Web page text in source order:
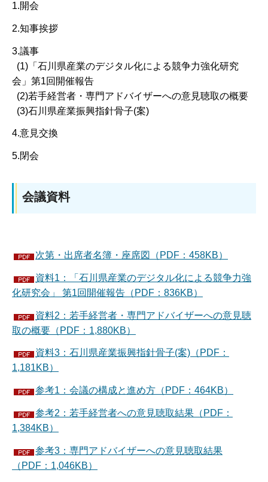
1.開会
2.知事挨拶
3.議事
(1)「石川県産業のデジタル化による競争力強化研究
会」第1回開催報告
(2)若手経営者・専門アドバイザーへの意見聴取の概要
(3)石川県産業振興指針骨子(案)
4.意見交換
5.閉会
会議資料
次第・出席者名簿・座席図（PDF：458KB）
資料1：「石川県産業のデジタル化による競争力強
化研究会」 第1回開催報告（PDF：836KB）
資料2：若手経営者・専門アドバイザーへの意見聴
取の概要（PDF：1,880KB）
資料3：石川県産業振興指針骨子(案)（PDF：
1,181KB）
参考1：会議の構成と進め方（PDF：464KB）
参考2：若手経営者への意見聴取結果（PDF：
1,384KB）
参考3：専門アドバイザーへの意見聴取結果
（PDF：1,046KB）